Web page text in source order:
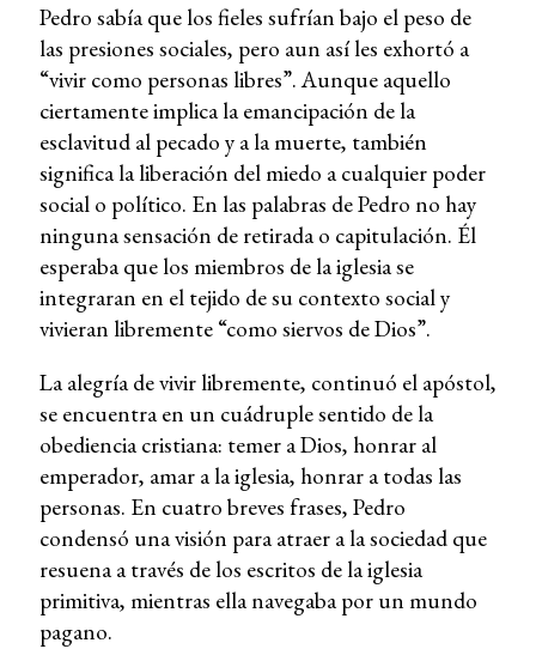
Pedro sabía que los fieles sufrían bajo el peso de
las presiones sociales, pero aun así les exhortó a
“vivir como personas libres”. Aunque aquello
ciertamente implica la emancipación de la
esclavitud al pecado y a la muerte, también
significa la liberación del miedo a cualquier poder
social o político. En las palabras de Pedro no hay
ninguna sensación de retirada o capitulación. Él
esperaba que los miembros de la iglesia se
integraran en el tejido de su contexto social y
vivieran libremente “como siervos de Dios”.
La alegría de vivir libremente, continuó el apóstol,
se encuentra en un cuádruple sentido de la
obediencia cristiana: temer a Dios, honrar al
emperador, amar a la iglesia, honrar a todas las
personas. En cuatro breves frases, Pedro
condensó una visión para atraer a la sociedad que
resuena a través de los escritos de la iglesia
primitiva, mientras ella navegaba por un mundo
pagano.